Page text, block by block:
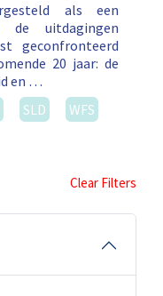
als een
de uitdagingen
geconfronteerd
20 jaar: de
en …
SLD
WFS
Clear Filters